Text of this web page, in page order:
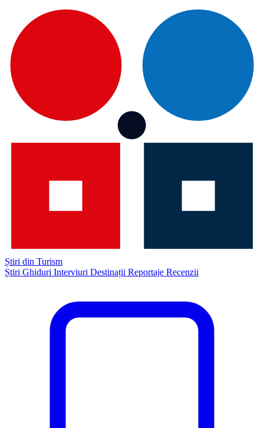
Știri din Turism
Știri Ghiduri Interviuri Destinații Reportaje Recenzii